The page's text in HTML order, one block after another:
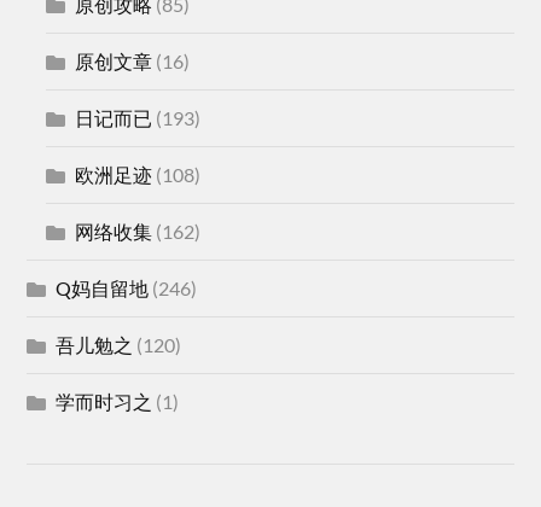
原创文章 (16)
日记而已 (193)
欧洲足迹 (108)
网络收集 (162)
Q妈自留地 (246)
吾儿勉之 (120)
学而时习之 (1)